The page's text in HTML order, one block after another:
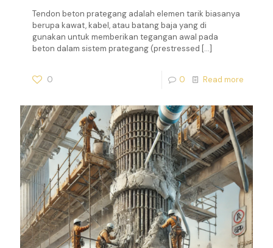
Tendon beton prategang adalah elemen tarik biasanya
berupa kawat, kabel, atau batang baja yang di
gunakan untuk memberikan tegangan awal pada
beton dalam sistem prategang (prestressed […]
0 0 Read more